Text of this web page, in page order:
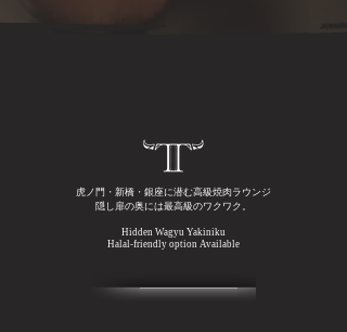
虎ノ門・新橋・銀座に潜む高級焼肉ラウンジ
隠し扉の奥には最高級のワクワク。
Hidden Wagyu Yakiniku
Halal-friendly option Available